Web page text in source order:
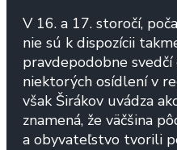
V 16. a 17. storočí,
nie sú k dispozícii
pravdepodobne
niektorých osídlení v
však Širákov uvádza
znamená, že väčšina
a obyvateľstvo tvorili